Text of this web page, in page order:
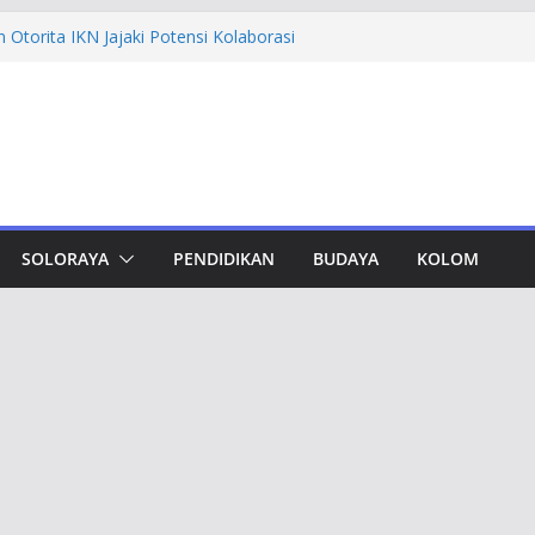
Otorita IKN Jajaki Potensi Kolaborasi
Tapak Suci, Ahmad Luthfi
Penguat Persatuan Bangsa
Award, Ahmad Luthfi Dinilai
untuk Jateng
Taj Yasin Minta Optimalkan
SOLORAYA PENDIDIKAN BUDAYA KOLOM